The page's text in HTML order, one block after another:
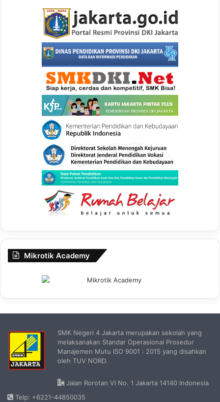
Mikrotik Academy
SMK Negeri 4 Jakarta merupakan sekolah yang
melaksanakan Standar Operasional Prosedur
Manajemen Mutu ISO 9001 : 2015 yang disahkan
oleh TUV NORD.
Jalan Rorotan VI No. 1 Jakarta 14140 Indonesia
Telp: +6221-44850035